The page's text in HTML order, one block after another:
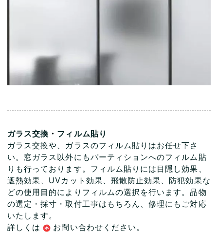
ガラス交換・フィルム貼り
ガラス交換や、ガラスのフィルム貼りはお任せ下さ
い。窓ガラス以外にもパーティションへのフィルム貼
りも行っております。フィルム貼りには目隠し効果、
遮熱効果、UVカット効果、飛散防止効果、防犯効果な
どの使用目的によりフィルムの選択を行います。品物
の選定・採寸・取付工事はもちろん、修理にもご対応
いたします。
詳しくは
お問い合わせください。